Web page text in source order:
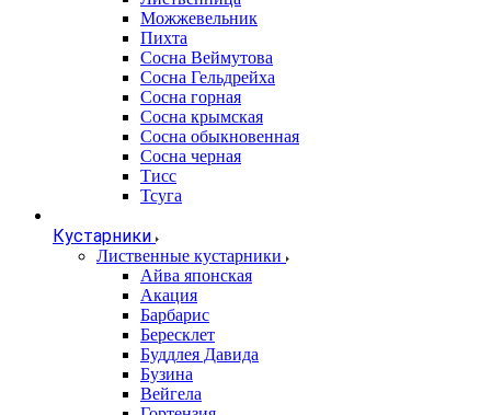
Можжевельник
Пихта
Сосна Веймутова
Сосна Гельдрейха
Сосна горная
Сосна крымская
Сосна обыкновенная
Сосна черная
Тисс
Тсуга
Кустарники
Лиственные кустарники
Айва японская
Акация
Барбарис
Бересклет
Буддлея Давида
Бузина
Вейгела